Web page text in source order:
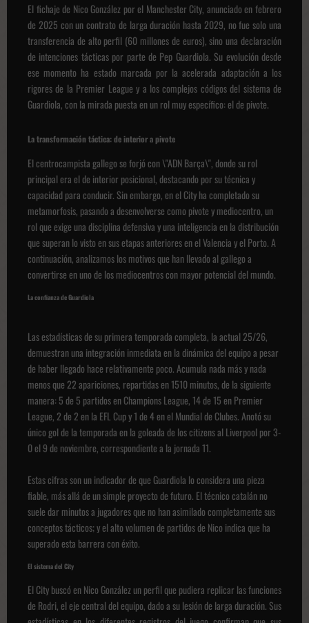
El fichaje de Nico González por el Manchester City, anunciado en febrero
de 2025 con un contrato de larga duración hasta 2029, no fue solo una
transferencia de alto perfil (60 millones de euros), sino una declaración
de intenciones tácticas por parte de Pep Guardiola. Su evolución desde
ese momento ha estado marcada por la acelerada adaptación a los
rigores de la Premier League y a los complejos códigos del sistema de
Guardiola, con la mirada puesta en un rol muy específico: el de pivote.
La transformación táctica: de interior a pivote
El centrocampista gallego se forjó con \"ADN Barça\", donde su rol
principal era el de interior posicional, destacando por su técnica y
capacidad para conducir. Sin embargo, en el City ha completado su
metamorfosis, pasando a desenvolverse como pivote y mediocentro, un
rol que exige una disciplina defensiva y una inteligencia en la distribución
que superan lo visto en sus etapas anteriores en el Valencia y el Porto. A
continuación, analizamos los motivos que han llevado al gallego a
convertirse en uno de los mediocentros con mayor potencial del mundo.
La confianza de Guardiola
Las estadísticas de su primera temporada completa, la actual 25/26,
demuestran una integración inmediata en la dinámica del equipo a pesar
de haber llegado hace relativamente poco. Acumula nada más y nada
menos que 22 apariciones, repartidas en 1510 minutos, de la siguiente
manera: 5 de 5 partidos en Champions League, 14 de 15 en Premier
League, 2 de 2 en la EFL Cup y 1 de 4 en el Mundial de Clubes. Anotó su
único gol de la temporada en la goleada de los citizens al Liverpool por 3-
0 el 9 de noviembre, correspondiente a la jornada 11.
Estas cifras son un indicador de que Guardiola lo considera una pieza
fiable, más allá de un simple proyecto de futuro. El técnico catalán no
suele dar minutos a jugadores que no han asimilado completamente sus
conceptos tácticos; y el alto volumen de partidos de Nico indica que ha
superado esta barrera con éxito.
El sistema del City
El City buscó en Nico González un perfil que pudiera replicar las funciones
de Rodri, el eje central del equipo, dado a su lesión de larga duración. Sus